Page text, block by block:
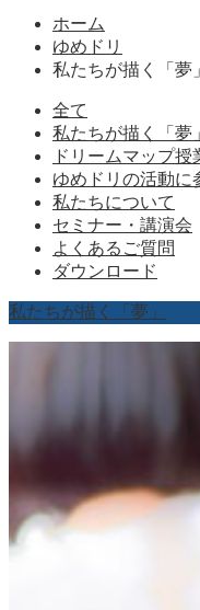
ホーム
ゆめドリ
私たちが描く「夢」
全て
私たちが描く「夢」
ドリームマップ授
ゆめドリの活動に
私たちについて
セミナー・講演会
よくあるご質問
ダウンロード
私たちが描く「夢」